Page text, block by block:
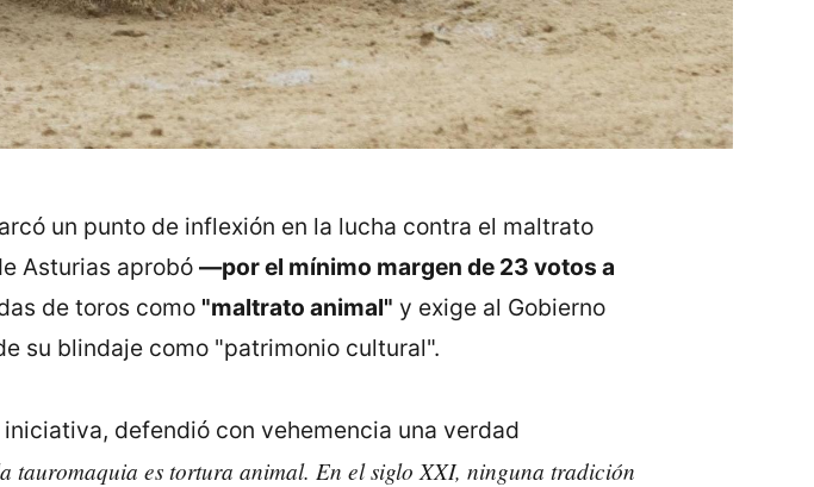
un punto de inflexión en la lucha contra el maltrato
Asturias aprobó —por el mínimo margen de 23 votos a
de toros como "maltrato animal" y exige al Gobierno
su blindaje como "patrimonio cultural".
defendió con vehemencia una verdad
tauromaquia es tortura animal. En el siglo XXI, ninguna tradición